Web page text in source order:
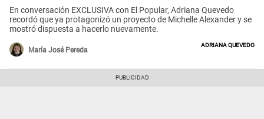
En conversación EXCLUSIVA con El Popular, Adriana Quevedo
recordó que ya protagonizó un proyecto de Michelle Alexander y se
mostró dispuesta a hacerlo nuevamente.
María José Pereda
Adriana Quevedo